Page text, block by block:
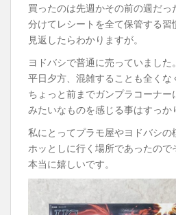
買ったのは先週かその前の週だ
分けてレシートを全て保管する
見返したらわかりますが。
ヨドバシで普通に売っていました。
平日夕方、混雑することも全くな
ちょっと前までガンプラコーナ
みたいなものを感じる事はすっか
私にとってプラモ屋やヨドバシ
ホッとしに行く場所であったので
本当に嬉しいです。